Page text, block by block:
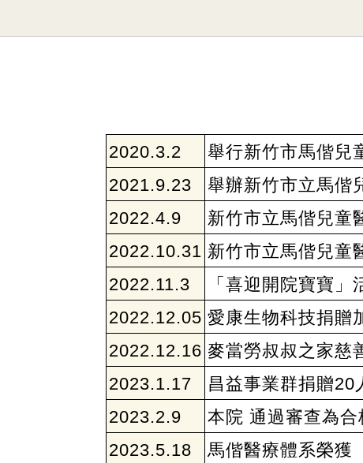
2020.3.2
舉行新竹市馬偕兒
2021.9.23
舉辦新竹市立馬偕
2022.4.9
新竹市立馬偕兒童
2022.10.31 新竹市立馬偕兒童
2022.11.3
「喜迎開院寶寶」
2022.12.05 愛康生物科技捐贈
2022.12.16 麥當勞叔叔之家慈
2023.1.17
昌益事業群捐贈20
2023.2.9
本院 通過審查為
2023.5.18
馬偕醫療體系榮獲